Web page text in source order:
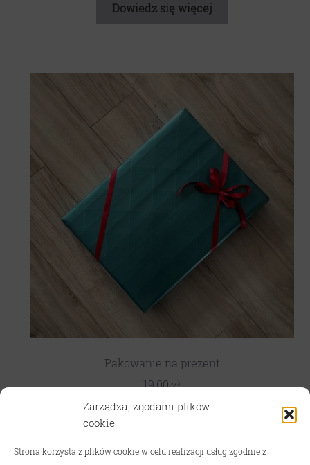
Zarządzaj zgodami plików
cookie
Strona korzysta z plików cookie w celu realizacji usług zgodnie z
TRYB WAKACYJNY! W związku z wyjazdami oraz sezonem
Dowiedz się więcej
Pakowanie na prezent
19,00zł